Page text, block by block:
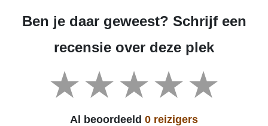
Ben je daar geweest? Schrijf een
recensie over deze plek
Al beoordeeld 0 reizigers